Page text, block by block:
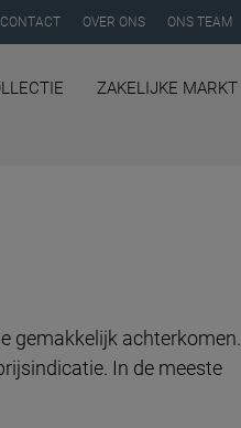
CONTACT OVER ONS ONS TEAM
ZAKELIJKE MARKT
gemakkelijk achterkomen.
In de meeste